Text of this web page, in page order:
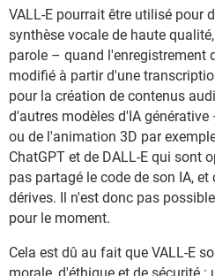
VALL-E pourrait être utilisé pour
synthèse vocale de haute
parole – quand l'enregistrement
modifié à partir d'une
pour la création de contenus
d'autres modèles d'IA
ou de l'animation 3D par
ChatGPT et de DALL-E qui sont
pas partagé le code de son IA,
dérives. Il n'est donc pas
pour le moment.
Cela est dû au fait que VALL-E